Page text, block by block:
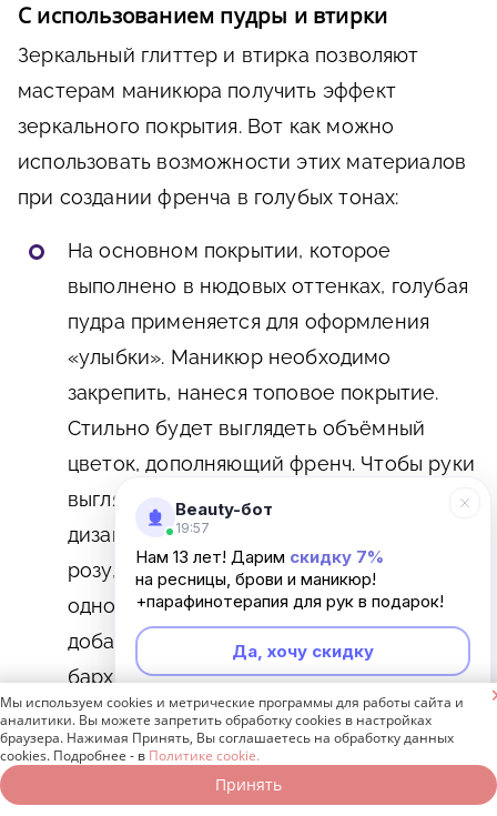
С использованием пудры и втирки
Зеркальный глиттер и втирка позволяют
мастерам маникюра получить эффект
зеркального покрытия. Вот как можно
использовать возможности этих материалов
при создании френча в голубых тонах:
На основном покрытии, которое
выполнено в нюдовых оттенках, голубая
пудра применяется для оформления
«улыбки». Маникюр необходимо
закрепить, нанеся топовое покрытие.
Стильно будет выглядеть объёмный
цветок, дополняющий френч. Чтобы руки
выглядели изящно, не перегружайте
дизайн деталями: достаточно изобразить
розу, пион или другой цветок только на
одном или двух ногтях. Акриловая пудра
добавит френчу элегантности, а эффект
бархата привлечёт внимание.
Втирку тоже можно применять для
создания френча. Можно использовать
материал с жемчужным,
Beauty-бот
19:57
Нам 13 лет! Дарим скидку 7%
на ресницы, брови и маникюр!
+парафинотерапия для рук в подарок!
Да, хочу скидку
Неинтересно
Мы используем cookies и метрические программы для работы сайта и
аналитики. Вы можете запретить обработку cookies в настройках
браузера. Нажимая Принять, Вы соглашаетесь на обработку данных
cookies. Подробнее - в Политике cookie.
Принять